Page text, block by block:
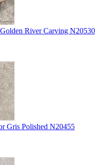
River Carving N20530
Gris Polished N20455